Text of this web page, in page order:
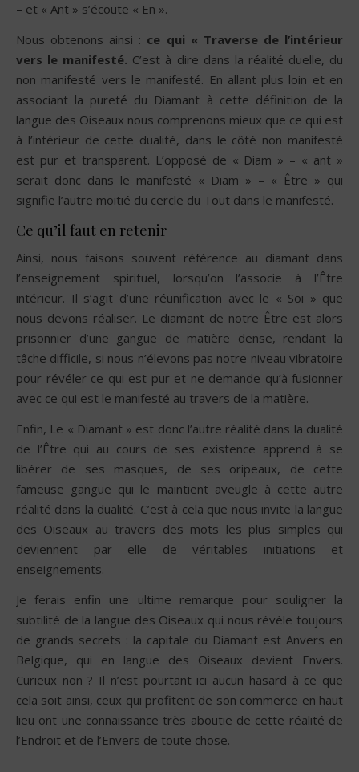
– et « Ant » s’écoute « En ».
Nous obtenons ainsi : ce qui « Traverse de l’intérieur
vers le manifesté. C’est à dire dans la réalité duelle, du
non manifesté vers le manifesté. En allant plus loin et en
associant la pureté du Diamant à cette définition de la
langue des Oiseaux nous comprenons mieux que ce qui est
à l’intérieur de cette dualité, dans le côté non manifesté
est pur et transparent. L’opposé de « Diam » – « ant »
serait donc dans le manifesté « Diam » – « Être » qui
signifie l’autre moitié du cercle du Tout dans le manifesté.
Ce qu’il faut en retenir
Ainsi, nous faisons souvent référence au diamant dans
l’enseignement spirituel, lorsqu’on l’associe à l’Être
intérieur. Il s’agit d’une réunification avec le « Soi » que
nous devons réaliser. Le diamant de notre Être est alors
prisonnier d’une gangue de matière dense, rendant la
tâche difficile, si nous n’élevons pas notre niveau vibratoire
pour révéler ce qui est pur et ne demande qu’à fusionner
avec ce qui est le manifesté au travers de la matière.
Enfin, Le « Diamant » est donc l’autre réalité dans la dualité
de l’Être qui au cours de ses existence apprend à se
libérer de ses masques, de ses oripeaux, de cette
fameuse gangue qui le maintient aveugle à cette autre
réalité dans la dualité. C’est à cela que nous invite la langue
des Oiseaux au travers des mots les plus simples qui
deviennent par elle de véritables initiations et
enseignements.
Je ferais enfin une ultime remarque pour souligner la
subtilité de la langue des Oiseaux qui nous révèle toujours
de grands secrets : la capitale du Diamant est Anvers en
Belgique, qui en langue des Oiseaux devient Envers.
Curieux non ? Il n’est pourtant ici aucun hasard à ce que
cela soit ainsi, ceux qui profitent de son commerce en haut
lieu ont une connaissance très aboutie de cette réalité de
l’Endroit et de l’Envers de toute chose.